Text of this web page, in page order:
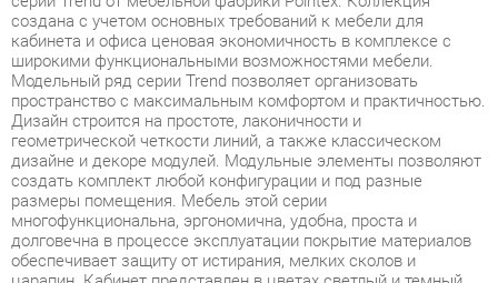
Модельный ряд серии Trend позволяет организовать
пространство с максимальным комфортом и практичностью.
Дизайн строится на простоте, лаконичности и
геометрической четкости линий, а также классическом
дизайне и декоре модулей. Модульные элементы позволяют
создать комплект любой конфигурации и под разные
размеры помещения. Мебель этой серии
многофункциональна, эргономична, удобна, проста и
долговечна в процессе эксплуатации покрытие материалов
обеспечивает защиту от истирания, мелких сколов и
царапин. Кабинет представлен в цветах светлый и темный
дуб в сочетании с серым. Мебель изготовлена из
высокопрочного ЛДСП толщина столешниц 22 мм, каркасов
16 мм. Столешницы оборудованы заглушками под кабель-